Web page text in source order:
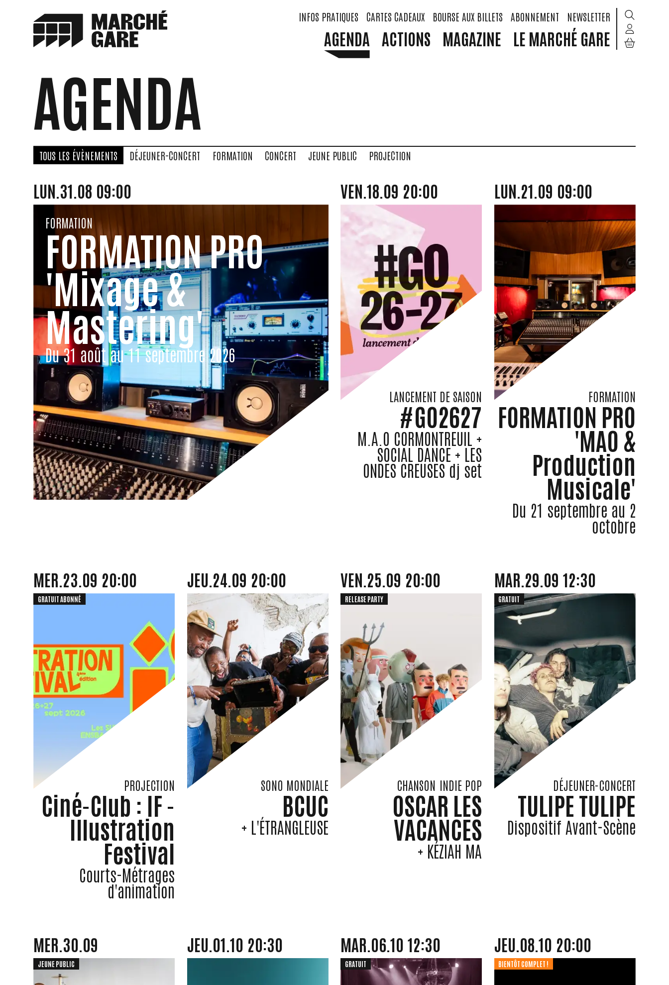
INFOS PRATIQUES CARTES CADEAUX BOURSE AUX BILLETS ABONNEMENT NEWSLETTER
AGENDA ACTIONS MAGAZINE LE MARCHÉ GARE
AGENDA
TOUS LES ÉVÈNEMENTS DÉJEUNER-CONCERT FORMATION CONCERT JEUNE PUBLIC PROJECTION
LUNDI
LUN. 31. AOÛT
08 09:00
FORMATION
FORMATION PRO
'Mixage &
Mastering'
Du 31 août au 11 septembre 2026
VENDREDI
VEN.18. SEPTEMBRE
09 20:00
LANCEMENT DE SAISON
#GO2627
M.A.O CORMONTREUIL +
SOCIAL DANCE + LES
ONDES CREUSES dj set
LUNDI
LUN. 21. SEPTEMBRE
09 09:00
FORMATION
FORMATION PRO
'MAO &
Production
Musicale'
Du 21 septembre au 2
octobre
MERCREDI
MER. 23. SEPTEMBRE
09 20:00
GRATUIT ABONNÉ
PROJECTION
Ciné-Club : IF -
Illustration
Festival
Courts-Métrages
d'animation
JEUDI
JEU. 24. SEPTEMBRE
09 20:00
SONO MONDIALE
BCUC
+ L'ÉTRANGLEUSE
VENDREDI
VEN. 25. SEPTEMBRE
09 20:00
RELEASE PARTY
CHANSON INDIE POP
OSCAR LES
VACANCES
+ KÉZIAH MA
MARDI
MAR. 29. SEPTEMBRE
09 12:30
GRATUIT
DÉJEUNER-CONCERT
TULIPE TULIPE
Dispositif Avant-Scène
MERCREDI
MER. 30. SEPTEMBRE
09
JEUNE PUBLIC
JEUDI
JEU. 01. OCTOBRE
10 20:30 MARDI
MAR. 06.OCTOBRE
10 12:30
GRATUIT
JEUDI
JEU. 08. OCTOBRE
10 20:00
BIENTÔT COMPLET !